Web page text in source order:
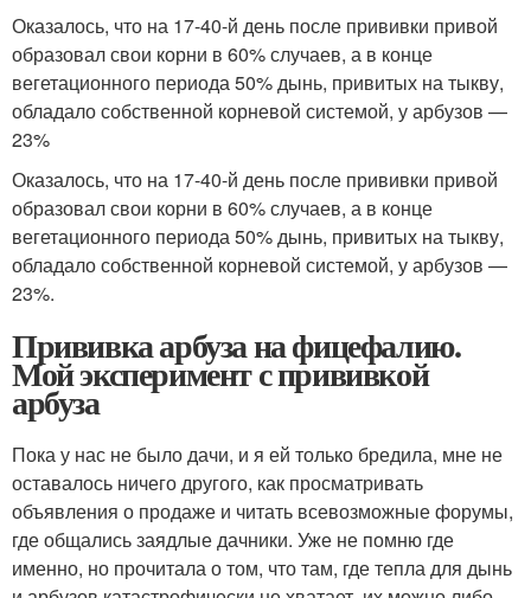
Оказалось, что на 17-40-й день после прививки привой
образовал свои корни в 60% случаев, а в конце
вегетационного периода 50% дынь, привитых на тыкву,
обладало собственной корневой системой, у арбузов —
23%
Оказалось, что на 17-40-й день после прививки привой
образовал свои корни в 60% случаев, а в конце
вегетационного периода 50% дынь, привитых на тыкву,
обладало собственной корневой системой, у арбузов —
23%.
Прививка арбуза на фицефалию.
Мой эксперимент с прививкой
арбуза
Пока у нас не было дачи, и я ей только бредила, мне не
оставалось ничего другого, как просматривать
объявления о продаже и читать всевозможные форумы,
где общались заядлые дачники. Уже не помню где
именно, но прочитала о том, что там, где тепла для дынь